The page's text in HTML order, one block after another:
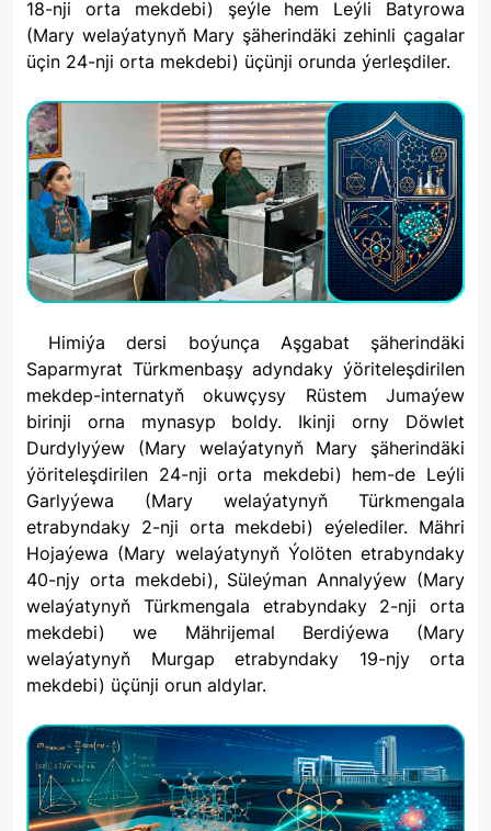
18-nji orta mekdebi) şeýle hem Leýli Batyrowa
(Mary welaýatynyň Mary şäherindäki zehinli çagalar
üçin 24-nji orta mekdebi) üçünji orunda ýerleşdiler.
Himiýa dersi boýunça Aşgabat şäherindäki
Saparmyrat Türkmenbaşy adyndaky ýöriteleşdirilen
mekdep-internatyň okuwçysy Rüstem Jumaýew
birinji orna mynasyp boldy. Ikinji orny Döwlet
Durdylyýew (Mary welaýatynyň Mary şäherindäki
ýöriteleşdirilen 24-nji orta mekdebi) hem-de Leýli
Garlyýewa (Mary welaýatynyň Türkmengala
etrabyndaky 2-nji orta mekdebi) eýelediler. Mähri
Hojaýewa (Mary welaýatynyň Ýolöten etrabyndaky
40-njy orta mekdebi), Süleýman Annalyýew (Mary
welaýatynyň Türkmengala etrabyndaky 2-nji orta
mekdebi) we Mährijemal Berdiýewa (Mary
welaýatynyň Murgap etrabyndaky 19-njy orta
mekdebi) üçünji orun aldylar.